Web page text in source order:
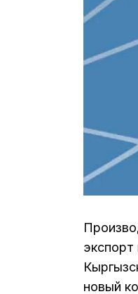
экспорт
новый